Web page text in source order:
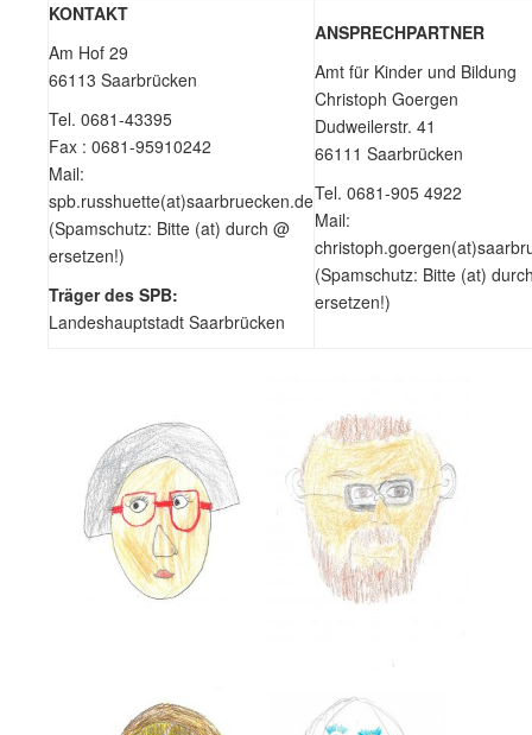
KONTAKT
Am Hof 29
66113 Saarbrücken
Tel. 0681-43395
Fax : 0681-95910242
Mail:
spb.russhuette(at)saarbruecken.de
(Spamschutz: Bitte (at) durch @
ersetzen!)
Träger des SPB:
Landeshauptstadt Saarbrücken
ANSPRECHPARTNER
Amt für Kinder und Bildung
Christoph Goergen
Dudweilerstr. 41
66111 Saarbrücken
Tel. 0681-905 4922
Mail:
(Spamschutz: Bitte (at)
ersetzen!)